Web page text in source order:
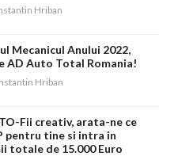
Hriban
Mecanicul Anului 2022,
AD Auto Total Romania!
Hriban
Fii creativ, arata-ne ce
pentru tine si intra in
totale de 15.000 Euro